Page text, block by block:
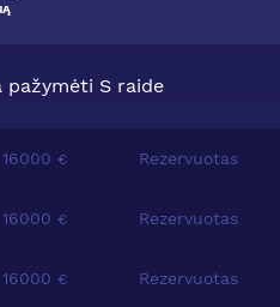
pažymėti S raide
16000 € Rezervuotas
16000 € Rezervuotas
16000 € Rezervuotas